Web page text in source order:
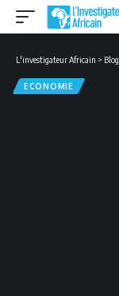
L'investigateur Africain > Blog
ECONOMIE